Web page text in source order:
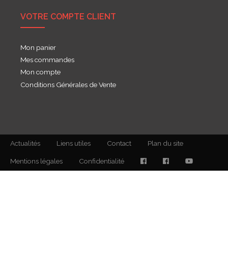
VOTRE COMPTE CLIENT
Mon panier
Mes commandes
Mon compte
Conditions Générales de Vente
Actualités Liens utiles Contact Plan du site
Mentions légales Confidentialité